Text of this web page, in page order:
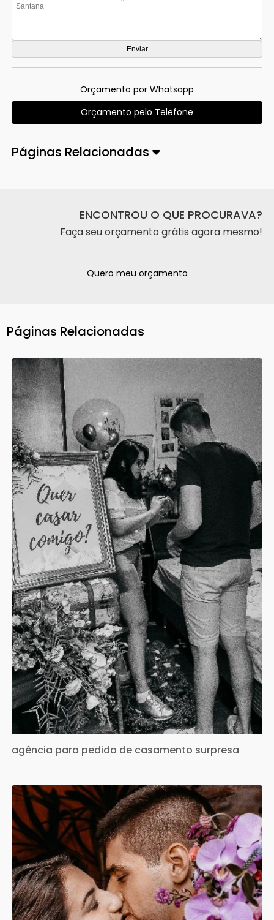
Orçamento por Whatsapp
Orçamento pelo Telefone
Páginas Relacionadas
ENCONTROU O QUE PROCURAVA?
Faça seu orçamento grátis agora mesmo!
Quero meu orçamento
Páginas Relacionadas
agência para pedido de casamento surpresa